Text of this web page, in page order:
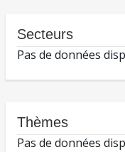
Secteurs
Pas de données
Thèmes
Pas de données